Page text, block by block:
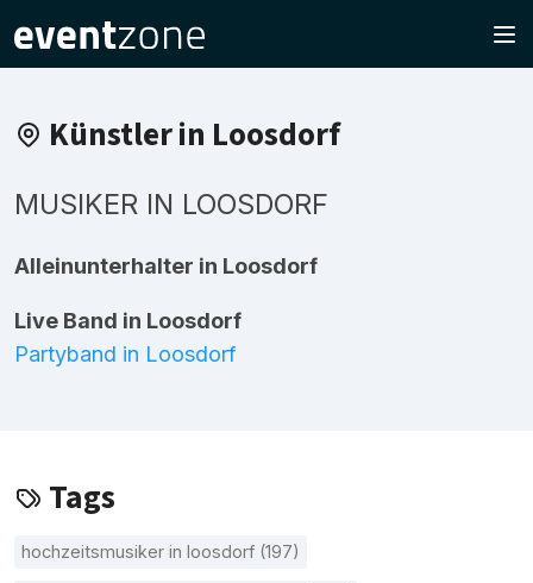
Künstler in Loosdorf
MUSIKER IN LOOSDORF
Alleinunterhalter in Loosdorf
Live Band in Loosdorf
Partyband in Loosdorf
Tags
hochzeitsmusiker in loosdorf (197)